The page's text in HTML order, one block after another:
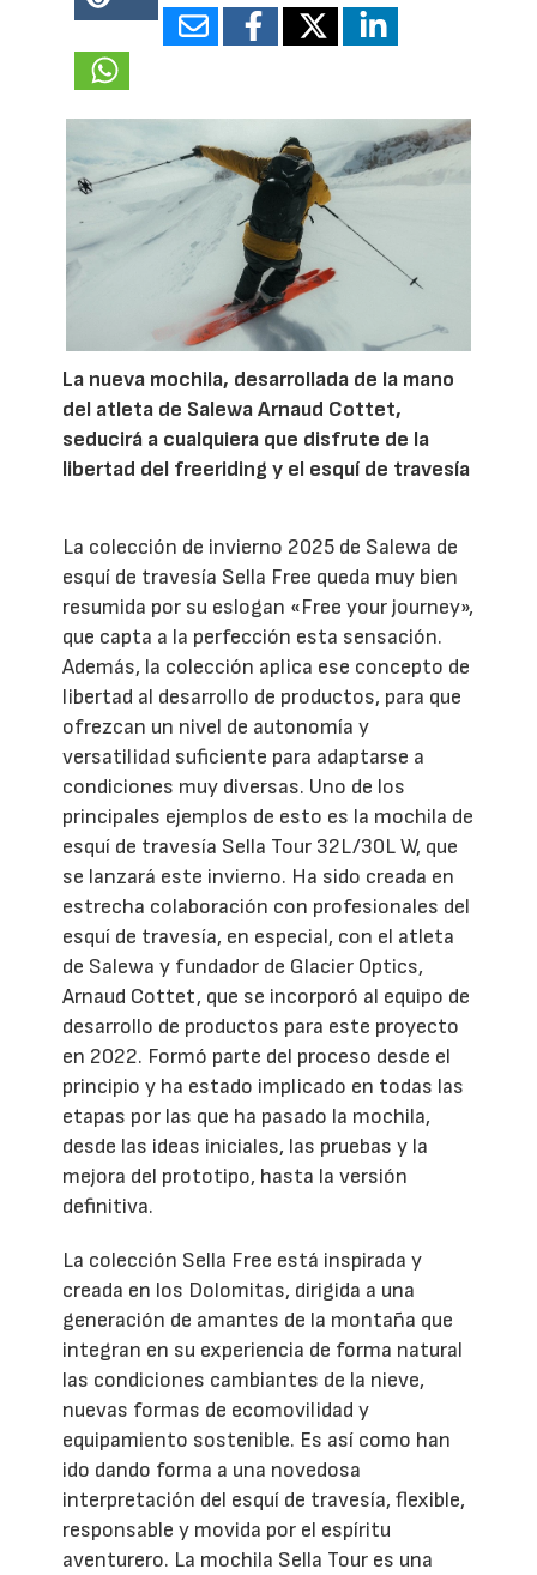
35308
La nueva mochila, desarrollada de la mano
del atleta de Salewa Arnaud Cottet,
seducirá a cualquiera que disfrute de la
libertad del freeriding y el esquí de travesía
La colección de invierno 2025 de Salewa de
esquí de travesía Sella Free queda muy bien
resumida por su eslogan «Free your journey»,
que capta a la perfección esta sensación.
Además, la colección aplica ese concepto de
libertad al desarrollo de productos, para que
ofrezcan un nivel de autonomía y
versatilidad suficiente para adaptarse a
condiciones muy diversas. Uno de los
principales ejemplos de esto es la mochila de
esquí de travesía Sella Tour 32L/30L W, que
se lanzará este invierno. Ha sido creada en
estrecha colaboración con profesionales del
esquí de travesía, en especial, con el atleta
de Salewa y fundador de Glacier Optics,
Arnaud Cottet, que se incorporó al equipo de
desarrollo de productos para este proyecto
en 2022. Formó parte del proceso desde el
principio y ha estado implicado en todas las
etapas por las que ha pasado la mochila,
desde las ideas iniciales, las pruebas y la
mejora del prototipo, hasta la versión
definitiva.
La colección Sella Free está inspirada y
creada en los Dolomitas, dirigida a una
generación de amantes de la montaña que
integran en su experiencia de forma natural
las condiciones cambiantes de la nieve,
nuevas formas de ecomovilidad y
equipamiento sostenible. Es así como han
ido dando forma a una novedosa
interpretación del esquí de travesía, flexible,
responsable y movida por el espíritu
aventurero. La mochila Sella Tour es una